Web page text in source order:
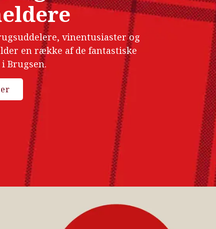
vinentusiaster og
en række af de fantastiske
Brugsen.